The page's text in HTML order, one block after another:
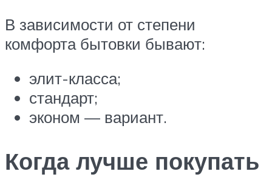
В зависимости от степени
комфорта бытовки бывают:
элит-класса;
стандарт;
эконом — вариант.
Когда лучше покупать